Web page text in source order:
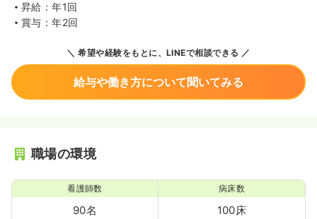
昇給：年1回
賞与：年2回
希望や経験をもとに、LINEで相談できる
給与や働き方について聞いてみる
職場の環境
看護師数
90名
病床数
100床